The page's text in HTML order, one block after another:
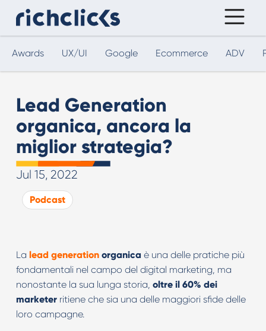
Awards UX/UI Google Ecommerce ADV
Lead Generation
organica, ancora la
miglior strategia?
Jul 15, 2022
Podcast
La lead generationorganica è una delle pratiche più
fondamentali nel campo del digital marketing, ma
nonostante la sua lunga storia, oltre il 60% dei
marketerritiene che sia una delle maggiori sfide delle
loro campagne.